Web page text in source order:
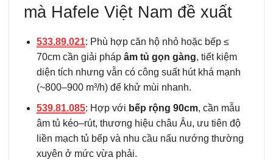
mà Hafele Việt Nam đề xuất
533.89.021: Phù hợp căn hộ nhỏ hoặc bếp ≤
70cm cần giải pháp âm tủ gọn gàng, tiết kiệm
diện tích nhưng vẫn có công suất hút khá mạnh
(~800–900 m³/h) để khử mùi nhanh.
539.81.085: Hợp với bếp rộng 90cm, cần mẫu
âm tủ kéo–rút, thương hiệu châu Âu, ưu tiên độ
liền mạch tủ bếp và nhu cầu nấu nướng thường
xuyên ở mức vừa phải.